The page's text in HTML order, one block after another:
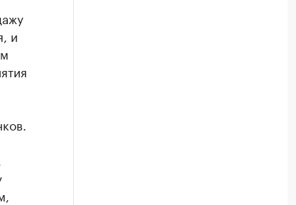
и